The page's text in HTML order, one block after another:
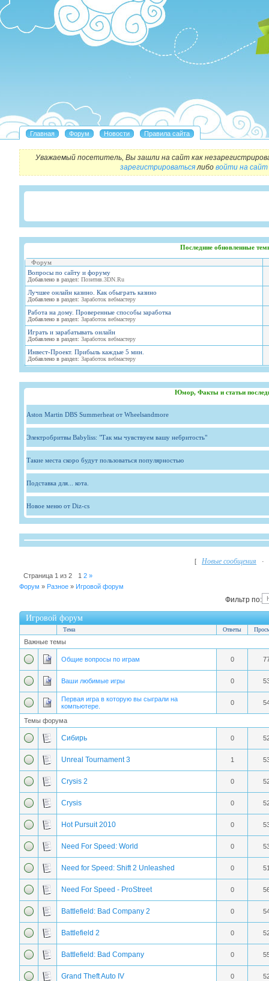
Уважаемый посетитель, Вы зашли на сайт как
зарегистрироватьсялибо войти на сайт
Последние обновленные
Форум
Вопросы по сайту и форуму
Добавлено в раздел: Позитив.3DN.Ru
Лучшее онлайн казино. Как обыграть казино
Добавлено в раздел: Заработок вебмастеру
Работа на дому. Проверенные способы заработка
Добавлено в раздел: Заработок вебмастеру
Играть и зарабатывать онлайн
Добавлено в раздел: Заработок вебмастеру
Инвест-Проект. Прибыль каждые 5 мин.
Добавлено в раздел: Заработок вебмастеру
Юмор, Факты и статьи
Aston Martin DBS Summerheat от Wheelsandmore
Электробритвы Babyliss: "Так мы чувствуем вашу небритость"
Такие места скоро будут пользоваться популярностью
Подставка для... кота.
Новое меню от Diz-cs
[ Новые сообщения
·
Страница 1 из 2 1 2 »
Форум » Разное » Игровой форум
Фильтр по:
Игровой форум
Тема Ответы
Важные темы
Общие вопросы по играм 0
Ваши любимые игры 0
Первая игра в которую вы сыграли на
компьютере.
0
Темы форума
Сибирь 0
Unreal Tournament 3 1
Crysis 2 0
Crysis 0
Hot Pursuit 2010 0
Need For Speed: World 0
Need for Speed: Shift 2 Unleashed 0
Need For Speed - ProStreet 0
Battlefield: Bad Company 2 0
Battlefield 2 0
Battlefield: Bad Company 0
Grand Theft Auto IV 0